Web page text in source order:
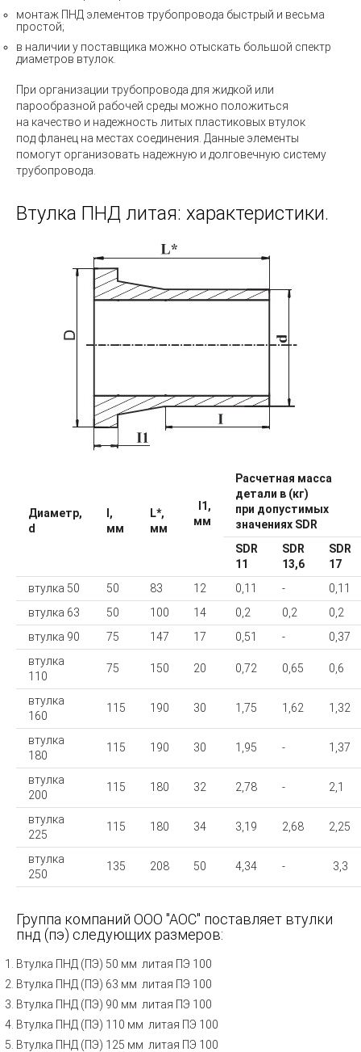
монтаж ПНД элементов трубопровода быстрый и весьма
простой;
в наличии у поставщика можно отыскать большой спектр
диаметров втулок.
При организации трубопровода для жидкой или
парообразной рабочей среды можно положиться
на качество и надежность литых пластиковых втулок
под фланец на местах соединения. Данные элементы
помогут организовать надежную и долговечную систему
трубопровода.
Втулка ПНД литая: характеристики.
Диаметр,
d
l,
мм
L*,
мм
I1,
мм
Расчетная масса
детали в (кг)
при допустимых
значениях SDR
SDR
11
SDR
13,6
SDR
17
втулка 50
50 83 12 0,11 -
0,11
втулка 63
50 100 14 0,2 0,2
0,2
втулка 90
75 147 17 0,51 -
0,37
втулка
110
75 150 20 0,72 0,65 0,6
втулка
160
115 190 30 1,75 1,62 1,32
втулка
180
115 190 30 1,95 - 1,37
втулка
200
115 180 32 2,78 - 2,1
втулка
225
115 180 34 3,19 2,68 2,25
втулка
250
135 208 50 4,34 - 3,3
Группа компаний ООО "АОС" поставляет втулки
пнд (пэ) следующих размеров:
Втулка ПНД (ПЭ) 50 мм литая ПЭ 100
Втулка ПНД (ПЭ) 63 мм литая ПЭ 100
Втулка ПНД (ПЭ) 90 мм литая ПЭ 100
Втулка ПНД (ПЭ) 110 мм литая ПЭ 100
Втулка ПНД (ПЭ) 125 мм литая ПЭ 100